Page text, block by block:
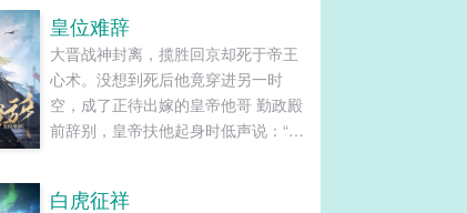
皇位难辞
大晋战神封离，揽胜回京却死于帝王
心术。没想到死后他竟穿进另一时
空，成了正待出嫁的皇帝他哥 勤政殿
前辞别，皇帝扶他起身时低声说：“七
了，他是个男人。” 这跟他同名同姓的
白虎征祥